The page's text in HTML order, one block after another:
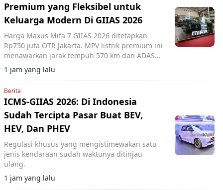
Premium yang Fleksibel untuk
Keluarga Modern Di GIIAS 2026
Harga Maxus Mifa 7 GIIAS 2026 ditetapkan
Rp750 juta OTR Jakarta. MPV listrik premium ini
menawarkan jarak tempuh 570 km dan ADAS
Level 2+.
1 jam yang lalu
Berita
ICMS-GIIAS 2026: Di Indonesia
Sudah Tercipta Pasar Buat BEV,
HEV, Dan PHEV
Regulasi khusus yang mengistimewakan satu
jenis kendaraan sudah waktunya ditinjau
ulang.
1 jam yang lalu